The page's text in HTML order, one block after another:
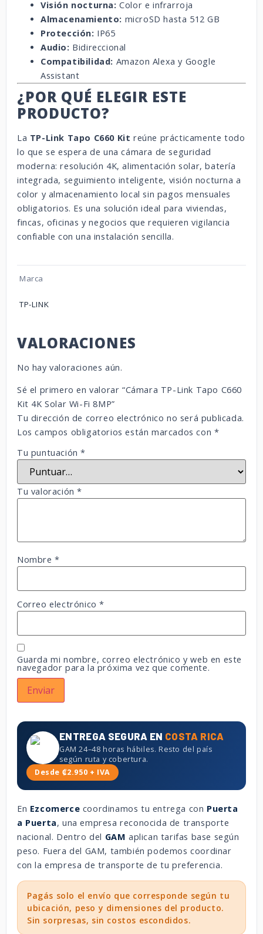
Visión nocturna: Color e infrarroja
Almacenamiento: microSD hasta 512 GB
Protección: IP65
Audio: Bidireccional
Compatibilidad: Amazon Alexa y Google
Assistant
¿POR QUÉ ELEGIR ESTE
PRODUCTO?
La TP-Link Tapo C660 Kit reúne prácticamente todo
lo que se espera de una cámara de seguridad
moderna: resolución 4K, alimentación solar, batería
integrada, seguimiento inteligente, visión nocturna a
color y almacenamiento local sin pagos mensuales
obligatorios. Es una solución ideal para viviendas,
fincas, oficinas y negocios que requieren vigilancia
confiable con una instalación sencilla.
Marca
TP-LINK
VALORACIONES
No hay valoraciones aún.
Sé el primero en valorar “Cámara TP-Link Tapo C660
Kit 4K Solar Wi-Fi 8MP”
Tu dirección de correo electrónico no será publicada.
Los campos obligatorios están marcados con *
Tu puntuación*
Tu valoración*
Nombre*
Correo electrónico*
Guarda mi nombre, correo electrónico y web en este
navegador para la próxima vez que comente.
ENTREGA SEGURA EN COSTA RICA
GAM 24–48 horas hábiles. Resto del país
según ruta y cobertura.
Desde ₡2.950 + IVA
En Ezcomerce coordinamos tu entrega con Puerta
a Puerta, una empresa reconocida de transporte
nacional. Dentro del GAM aplican tarifas base según
peso. Fuera del GAM, también podemos coordinar
con la empresa de transporte de tu preferencia.
Pagás solo el envío que corresponde según tu
ubicación, peso y dimensiones del producto.
Sin sorpresas, sin costos escondidos.